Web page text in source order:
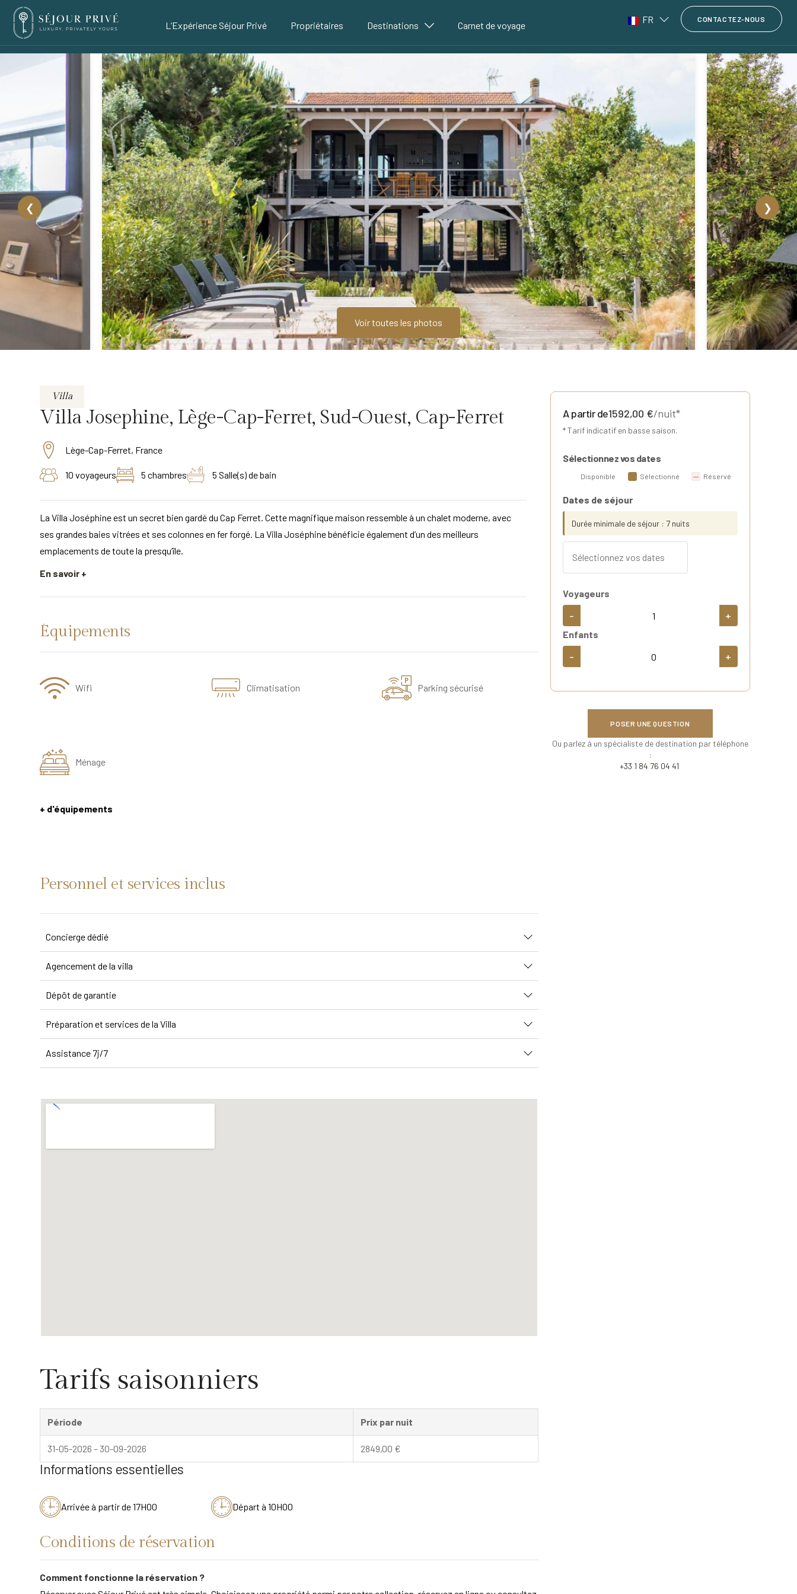
L’Expérience Séjour Privé Propriétaires Destinations Carnet de voyage
FR CONTACTEZ-NOUS
❮ ❯
Voir toutes les photos
Villa
Villa Josephine, Lège-Cap-Ferret, Sud-Ouest, Cap-Ferret
Lège-Cap-Ferret, France
10 voyageurs 5 chambres 5 Salle(s) de bain
La Villa Joséphine est un secret bien gardé du Cap Ferret. Cette magnifique maison ressemble à un chalet moderne, avec
ses grandes baies vitrées et ses colonnes en fer forgé. La Villa Joséphine bénéficie également d’un des meilleurs
emplacements de toute la presqu’île.
En savoir +
Équipements
Wifi Climatisation Parking sécurisé
Ménage
+ d'équipements
Personnel et services inclus
Concierge dédié
Agencement de la villa
Dépôt de garantie
Préparation et services de la Villa
Assistance 7j/7
Tarifs saisonniers
Période Prix par nuit
31-05-2026 – 30-09-2026 2849,00 €
Informations essentielles
Arrivée à partir de 17H00 Départ à 10H00
Conditions de réservation
Comment fonctionne la réservation ?
A partir de1592,00 €/nuit*
* Tarif indicatif en basse saison.
Sélectionnez vos dates
Disponible Sélectionné Réservé
Dates de séjour
Durée minimale de séjour : 7 nuits
Voyageurs
- +
Enfants
- +
POSER UNE QUESTION
Ou parlez à un spécialiste de destination par téléphone
:
+33 1 84 76 04 41